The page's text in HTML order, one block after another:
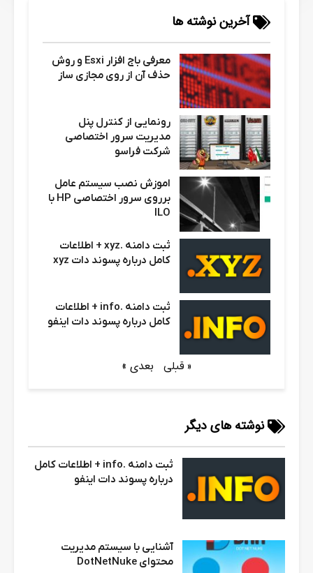
آخرین نوشته ها
معرفی باج افزار Esxi و روش
حذف آن از روی مجازی ساز
رونمایی از کنترل پنل
مدیریت سرور اختصاصی
شرکت فراسو
اموزش نصب سیستم عامل
برروی سرور اختصاصی HP با
ILO
ثبت دامنه .xyz + اطلاعات
کامل درباره پسوند دات xyz
ثبت دامنه .info + اطلاعات
کامل درباره پسوند دات اینفو
« قبلی بعدی »
نوشته های دیگر
ثبت دامنه .info + اطلاعات کامل
درباره پسوند دات اینفو
آشنایی با سیستم مدیریت
محتوای DotNetNuke